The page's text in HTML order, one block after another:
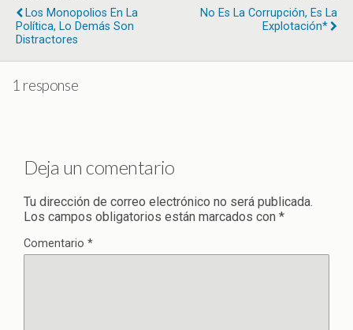
Los Monopolios En La
Política, Lo Demás Son
Distractores
No Es La Corrupción, Es La
Explotación*
1 response
Deja un comentario
Tu dirección de correo electrónico no será publicada.
Los campos obligatorios están marcados con *
Comentario *